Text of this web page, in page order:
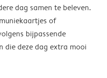
dag samen te beleven.
of
bijpassende
die deze dag extra mooi